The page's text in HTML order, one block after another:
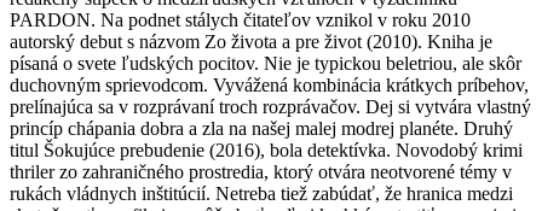
PARDON. Na podnet stálych čitateľov vznikol v roku 2010
autorský debut s názvom Zo života a pre život (2010). Kniha je
písaná o svete ľudských pocitov. Nie je typickou beletriou, ale skôr
duchovným sprievodcom. Vyvážená kombinácia krátkych príbehov,
prelínajúca sa v rozprávaní troch rozprávačov. Dej si vytvára vlastný
princíp chápania dobra a zla na našej malej modrej planéte. Druhý
titul Šokujúce prebudenie (2016), bola detektívka. Novodobý krimi
thriler zo zahraničného prostredia, ktorý otvára neotvorené témy v
rukách vládnych inštitúcií. Netreba tiež zabúdať, že hranica medzi